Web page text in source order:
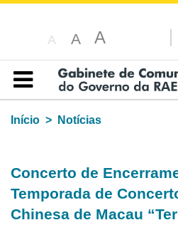
A A A
Índice
Início
Notícias
Concerto de
Temporada de
Chinesa de Macau